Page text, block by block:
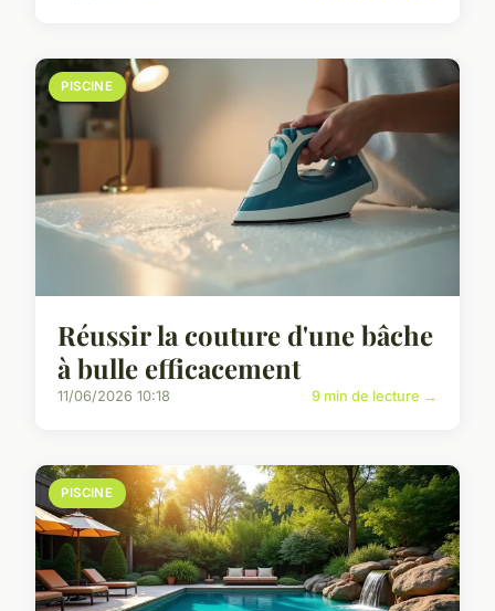
PISCINE
Réussir la couture d'une bâche
à bulle efficacement
11/06/2026 10:18 9 min de lecture →
PISCINE